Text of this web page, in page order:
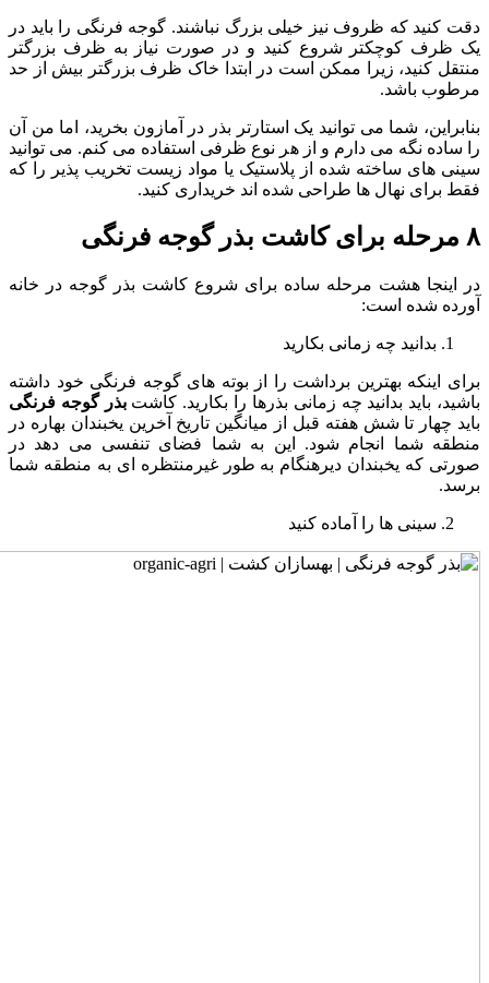
دقت کنید که ظروف نیز خیلی بزرگ نباشند. گوجه فرنگی را باید در
یک ظرف کوچکتر شروع کنید و در صورت نیاز به ظرف بزرگتر
منتقل کنید، زیرا ممکن است در ابتدا خاک ظرف بزرگتر بیش از حد
مرطوب باشد.
بنابراین، شما می توانید یک استارتر بذر در آمازون بخرید، اما من آن
را ساده نگه می دارم و از هر نوع ظرفی استفاده می کنم. می توانید
سینی های ساخته شده از پلاستیک یا مواد زیست تخریب پذیر را که
فقط برای نهال ها طراحی شده اند خریداری کنید.
۸ مرحله برای کاشت بذر گوجه فرنگی
در اینجا هشت مرحله ساده برای شروع کاشت بذر گوجه در خانه
آورده شده است:
بدانید چه زمانی بکارید
برای اینکه بهترین برداشت را از بوته های گوجه فرنگی خود داشته
باشید، باید بدانید چه زمانی بذرها را بکارید. کاشتبذر گوجه فرنگی
باید چهار تا شش هفته قبل از میانگین تاریخ آخرین یخبندان بهاره در
منطقه شما انجام شود. این به شما فضای تنفسی می دهد در
صورتی که یخبندان دیرهنگام به طور غیرمنتظره ای به منطقه شما
برسد.
سینی ها را آماده کنید